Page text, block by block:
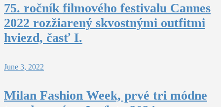
75. ročník filmového festivalu Cannes
2022 rozžiarený skvostnými outfitmi
hviezd, časť I.
June 3, 2022
Milan Fashion Week, prvé tri módne